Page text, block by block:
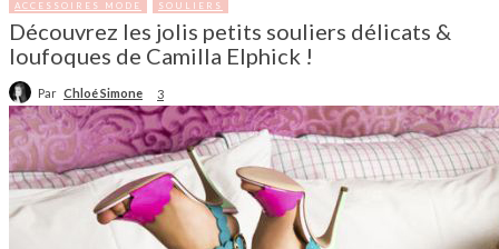
ACCESSOIRES MODE SOULIERS
Découvrez les jolis petits souliers délicats &
loufoques de Camilla Elphick !
Par Chloé Simone 3